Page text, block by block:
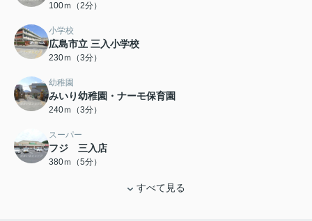
100ｍ（2分）
小学校
広島市立 三入小学校
230ｍ（3分）
幼稚園
みいり幼稚園・ナーモ保育園
240ｍ（3分）
スーパー
フジ 三入店
380ｍ（5分）
すべて見る